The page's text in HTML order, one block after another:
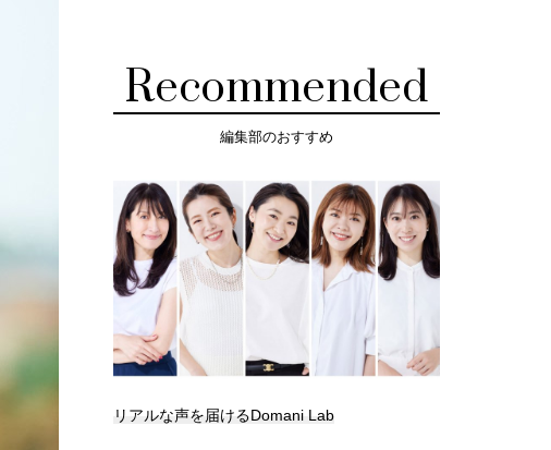
Recommended
編集部のおすすめ
リアルな声を届けるDomani Lab